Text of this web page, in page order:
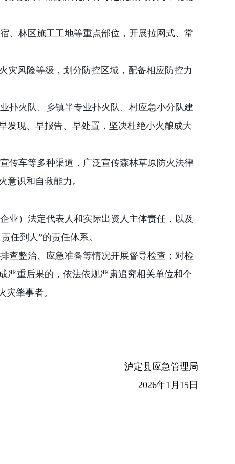
、林区施工工地等重点部位，开展拉网式、常
灾风险等级，划分防控区域，配备相应防控力
扑火队、乡镇半专业扑火队、村应急小分队建
发现、早报告、早处置，坚决杜绝小火酿成大
传车等多种渠道，广泛宣传森林草原防火法律
识和自救能力。
业）法定代表人和实际出资人主体责任，以及
任到人”的责任体系。
查整治、应急准备等情况开展督导检查；对检
严重后果的，依法依规严肃追究相关单位和个
灾肇事者。
泸定县应急管理局
2026年1 月 15日